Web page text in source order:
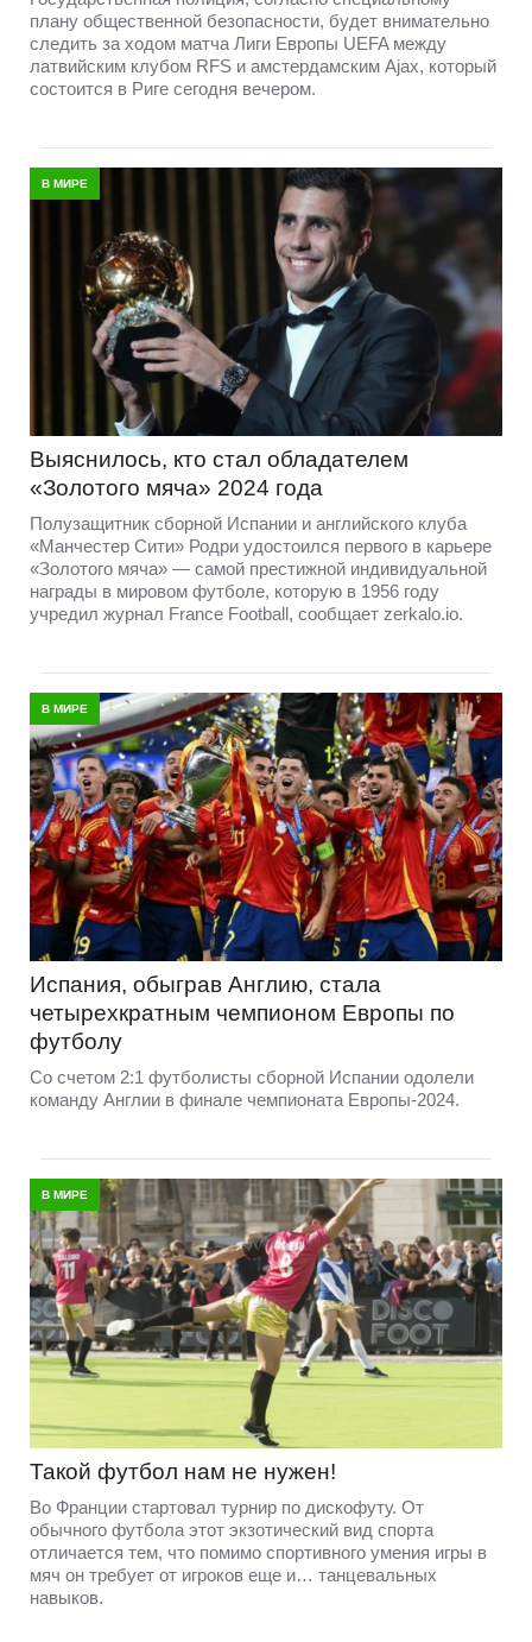
плану общественной безопасности, будет внимательно
следить за ходом матча Лиги Европы UEFA между
латвийским клубом RFS и амстердамским Ajax, который
состоится в Риге сегодня вечером.
В МИРЕ
Выяснилось, кто стал обладателем
«Золотого мяча» 2024 года
Полузащитник сборной Испании и английского клуба
«Манчестер Сити» Родри удостоился первого в карьере
«Золотого мяча» — самой престижной индивидуальной
награды в мировом футболе, которую в 1956 году
учредил журнал France Football, сообщает zerkalo.io.
В МИРЕ
Испания, обыграв Англию, стала
четырехкратным чемпионом Европы по
футболу
Со счетом 2:1 футболисты сборной Испании одолели
команду Англии в финале чемпионата Европы-2024.
В МИРЕ
Такой футбол нам не нужен!
Во Франции стартовал турнир по дискофуту. От
обычного футбола этот экзотический вид спорта
отличается тем, что помимо спортивного умения игры в
мяч он требует от игроков еще и… танцевальных
навыков.